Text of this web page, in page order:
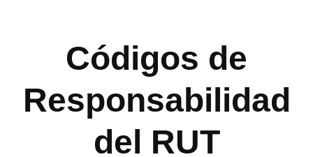
Códigos de
Responsabilidad
del RUT